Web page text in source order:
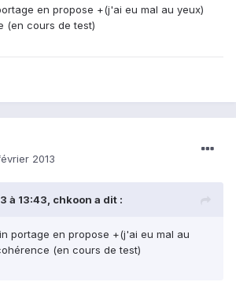
en propose +(j'ai eu mal au yeux)
(en cours de test)
2013
à 13:43, chkoon a dit :
portage en propose +(j'ai eu mal au
(en cours de test)